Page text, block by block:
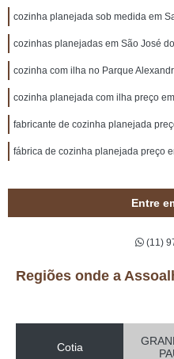
cozinha planejada sob medida em
cozinhas planejadas em São José
cozinha com ilha no Parque
cozinha planejada com ilha preço
fabricante de cozinha planejada
fábrica de cozinha planejada preço
Entre
(11)
Regiões onde a
Cotia